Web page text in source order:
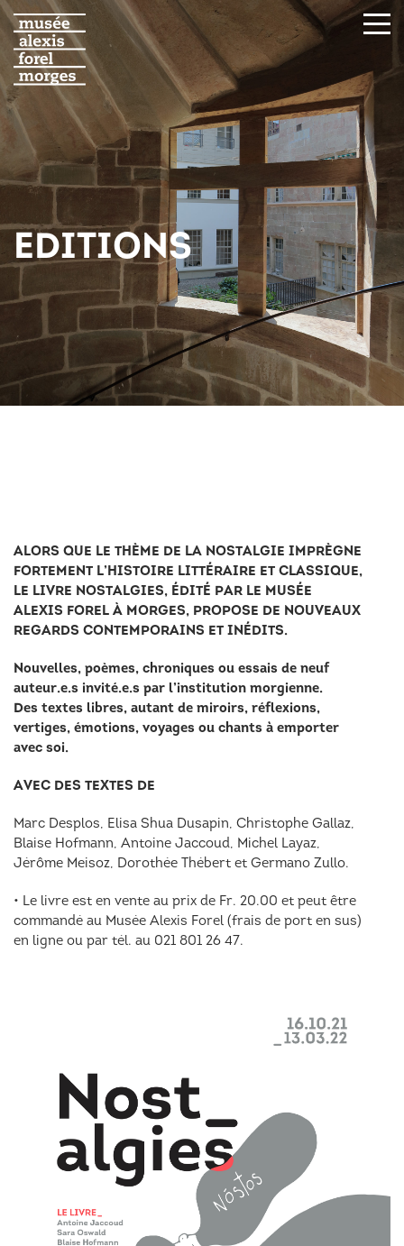
EDITIONS
ALORS QUE LE THÈME DE LA NOSTALGIE IMPRÈGNE
FORTEMENT L’HISTOIRE LITTÉRAIRE ET CLASSIQUE,
LE LIVRE NOSTALGIES, ÉDITÉ PAR LE MUSÉE
ALEXIS FOREL À MORGES, PROPOSE DE NOUVEAUX
REGARDS CONTEMPORAINS ET INÉDITS.
Nouvelles, poèmes, chroniques ou essais de neuf
auteur.e.s invité.e.s par l’institution morgienne.
Des textes libres, autant de miroirs, réflexions,
vertiges, émotions, voyages ou chants à emporter
avec soi.
AVEC DES TEXTES DE
Marc Desplos, Elisa Shua Dusapin, Christophe Gallaz,
Blaise Hofmann, Antoine Jaccoud, Michel Layaz,
Jérôme Meisoz, Dorothée Thébert et Germano Zullo.
• Le livre est en vente au prix de Fr. 20.00 et peut être
commandé au Musée Alexis Forel (frais de port en sus)
en ligne ou par tél. au 021 801 26 47.